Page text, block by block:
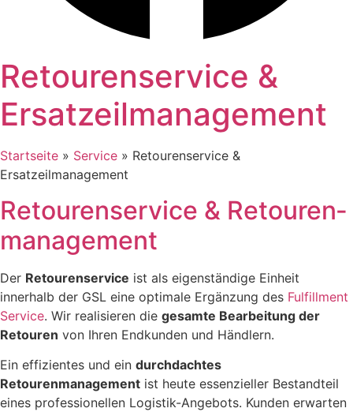
Retourenservice &
Ersatzeil­management
Startseite » Service » Retourenservice &
Ersatzeilmanagement
Retourenservice & Retouren­
management
Der Retourenservice ist als eigenständige Einheit
innerhalb der GSL eine optimale Ergänzung des Fulfillment
Service. Wir realisieren die gesamte Bearbeitung der
Retouren von Ihren Endkunden und Händlern.
Ein effizientes und ein durchdachtes
Retourenmanagement ist heute essenzieller Bestandteil
eines professionellen Logistik-Angebots. Kunden erwarten